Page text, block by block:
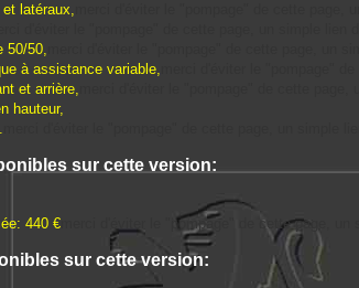
latéraux,
50/50,
à assistance variable,
et arrière,
hauteur,
sur cette version:
440 € merci d'éviter le "pompage" de cette page, un
sur cette version: